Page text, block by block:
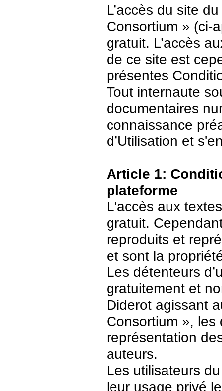
L’accès du site
Consortium » (ci-
gratuit. L’accès
de ce site est
présentes
Tout internaute
documentaires
connaissance
d’Utilisation et
Article 1:
plateforme
L'accès aux
gratuit.
reproduits et
et sont la
Les détenteurs
gratuitement et
Diderot agissant
Consortium », les
représentation
auteurs.
Les utilisateurs
leur usage privé